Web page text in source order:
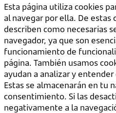
Esta página utiliza cookies
al navegar por ella. De estas
describen como necesarias
navegador, ya que son
funcionamiento de
página. También usamos
ayudan a analizar y
Estas se almacenarán en tu
consentimiento. Si las
negativamente a la